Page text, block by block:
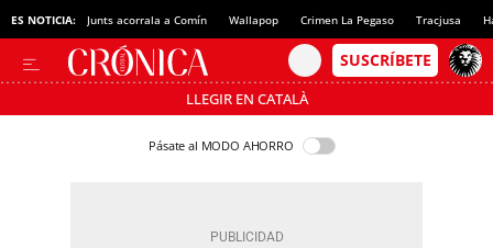
ES NOTICIA: Junts acorrala a Comín Wallapop Crimen La Pegaso Tracjusa
LLEGIR EN CATALÀ
Pásate al MODO AHORRO